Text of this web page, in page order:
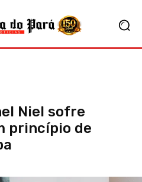
Niel sofre
princípio de